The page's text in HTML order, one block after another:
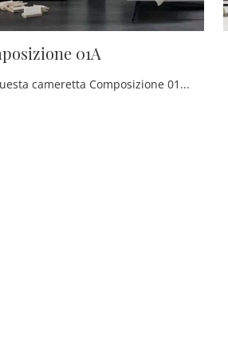
01A
Con questa cameretta Composizione 01A Tomasella, tra le soluzioni componibili, potrai ammobiliare stanze moderne per ragazzi.